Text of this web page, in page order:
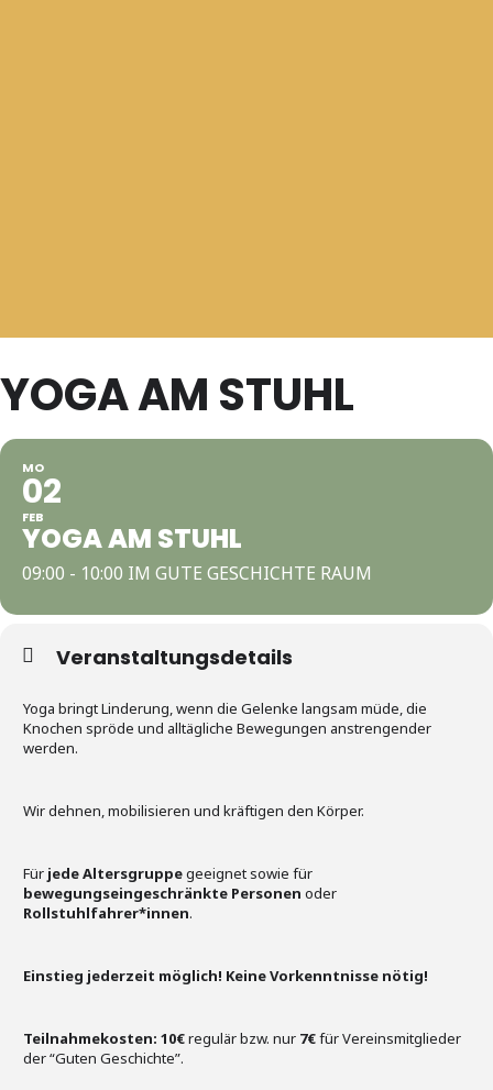
YOGA AM STUHL
MO
02
FEB
YOGA AM STUHL
09:00 - 10:00 IM GUTE GESCHICHTE RAUM
Veranstaltungsdetails
Yoga bringt Linderung, wenn die Gelenke langsam müde, die
Knochen spröde und alltägliche Bewegungen anstrengender
werden.
Wir dehnen, mobilisieren und kräftigen den Körper.
Für jede Altersgruppegeeignet sowie für
bewegungseingeschränkte Personen oder
Rollstuhlfahrer*innen.
Einstieg jederzeit möglich! Keine Vorkenntnisse nötig!
Teilnahmekosten: 10€regulär bzw. nur 7€für Vereinsmitglieder
der “Guten Geschichte”.